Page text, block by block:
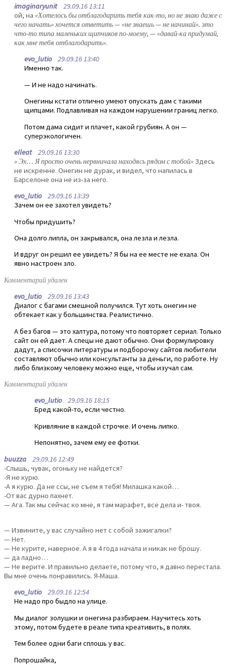
imaginaryunit29.09.16 13:11
ой, на «Хотелось бы отблагодарить тебя как-то, но не знаю даже с
чего начать» хочется ответить — «не знаешь — не начинай». это
что-то типа маленьких щипчиков по-моему, — «давай-ка придумай,
как мне тебя отблагодарить».
evo_lutio29.09.16 13:40
Именно так.
— И не надо начинать.
Онегины кстати отлично умеют опускать дам с такими
щипцами. Подлавливая на каждом нарушении границ легко.
Потом дама сидит и плачет, какой грубиян. А он —
суперэкологичен.
elleat29.09.16 13:30
» Эх… Я просто очень нервничала находясь рядом с тобой» Здесь
не искренне. Онегин не дурак, и видел, что напилась в
Барселоне она не из-за него.
evo_lutio29.09.16 13:39
Зачем он ее захотел увидеть?
Чтобы придушить?
Она долго липла, он закрывался, она лезла и лезла.
И вдруг он решил ее увидеть? Я бы на ее месте не ехала. Он
явно настроен зло.
Комментарий удален
evo_lutio29.09.16 13:43
Диалог с багами смешной получился. Тут хоть онегин не
обтекает как у большинства. Реалистично.
А без багов — это халтура, потому что повторяет сериал. Только
сайт он ей дает. А спецы не дают обычно. Они формулировку
дадут, а списочки литературы и подборочку сайтов любители
составляют обычно или консультанты за деньги, по работе. Ну
либо близкому человеку можно еще, чтобы изучал сам.
Комментарий удален
evo_lutio29.09.16 18:15
Бред какой-то, если честно.
Кривляние в каждой строчке. И очень липко.
Непонятно, зачем ему ее фотки.
buuzza 29.09.16 12:49
-Слышь, чувак, огоньку не найдется?
-Я не курю.
-А я курю. Да не ссы, не съем я тебя! Милашка какой…
-От вас дурно пахнет.
— Ага. Так мы сейчас ко мне, я там марафет, все дела и- твоя.
— Извините, у вас случайно нет с собой зажигалки?
— Нет.
— Не курите, наверное. А я в 4 года начала и никак не брошу.
— да ладно…
— Не верите. И правильно делаете, потому что, я давно перестала.
Вы мне очень понравились. Я-Маша.
evo_lutio29.09.16 12:54
Не надо про быдло на улице.
Мы диалог золушки и онегина разбираем. Научитесь хоть
этому, потом будете в реале типа креативить, в полях.
Тем более одни баги сплошь у вас.
Попрошайка,